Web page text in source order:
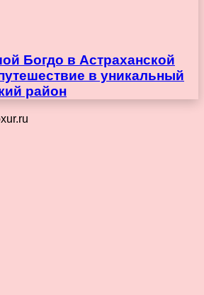
Богдо в Астраханской
в уникальный
район